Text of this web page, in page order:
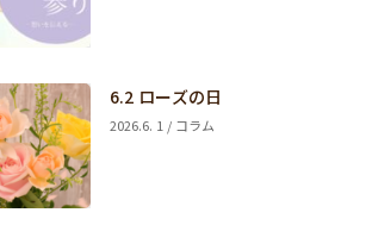
6.2 ローズの日
2026.6. 1 / コラム